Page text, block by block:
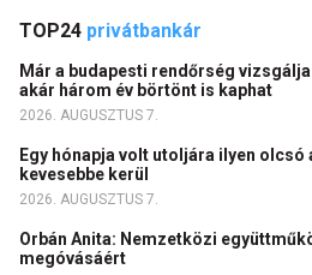
TOP24 privátbankár
Már a budapesti rendőrség
akár három év börtönt is kaphat
2026. AUGUSZTUS 7.
Egy hónapja volt utoljára ilyen
kevesebbe kerül
2026. AUGUSZTUS 7.
Orbán Anita: Nemzetközi
megóvásáért